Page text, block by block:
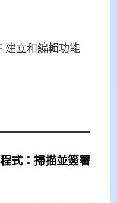
建立和編輯功能
式：掃描並簽署